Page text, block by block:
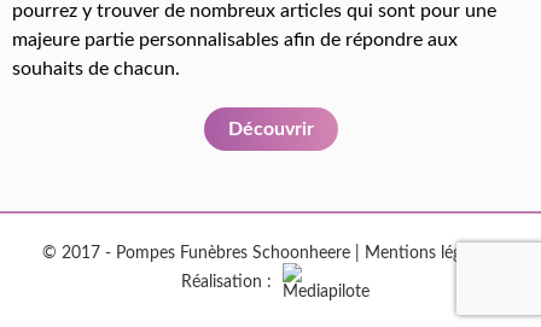
pourrez y trouver de nombreux articles qui sont pour une
majeure partie personnalisables afin de répondre aux
souhaits de chacun.
Découvrir
© 2017 - Pompes Funèbres Schoonheere | Mentions légales
Réalisation :